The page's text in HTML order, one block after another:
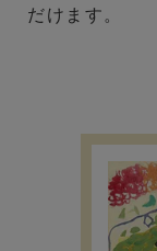
だけます。